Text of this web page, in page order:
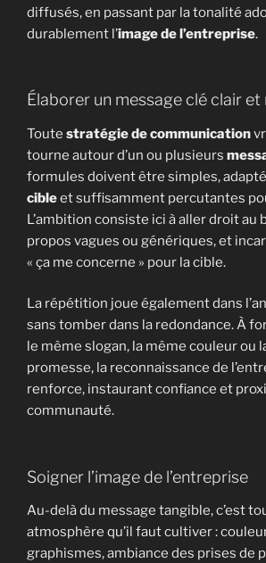
diffusés, en passant par la tonalité
durablement l’image de l’entreprise.
Élaborer un message clé clair
Toute stratégie de communication
tourne autour d’un ou plusieurs
formules doivent être simples,
cibleet suffisamment percutantes
L’ambition consiste ici à aller droit au
propos vagues ou génériques, et
« ça me concerne » pour la cible.
La répétition joue également dans
sans tomber dans la redondance. À
le même slogan, la même couleur ou
promesse, la reconnaissance de
renforce, instaurant confiance et
communauté.
Soigner l’image de l’entreprise
Au-delà du message tangible, c’est
atmosphère qu’il faut cultiver :
graphismes, ambiance des prises de